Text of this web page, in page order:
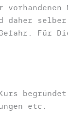
daher
Für
begründet
etc.